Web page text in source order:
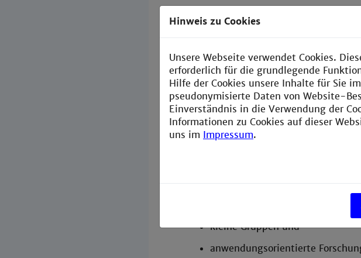
soziale und persönliche
Teamfähigkeit, Fertigkeiten zur
spielen neben dem Fachwissen
Ingenieurs eine wichtige Rolle.
kleine Gruppen und
anwendungsorientierte
Hinweis zu Cookies
Unsere Webseite verwendet Cookies.
erforderlich für die grundlegende
Hilfe der Cookies unsere Inhalte für Sie
pseudonymisierte Daten von Website-
Einverständnis in die Verwendung der
Informationen zu Cookies auf dieser
uns im Impressum.